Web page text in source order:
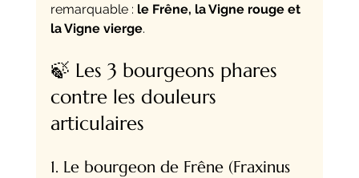
remarquable : le Frêne, la Vigne rouge et
la Vigne vierge.
🍃 Les 3 bourgeons phares
contre les douleurs
articulaires
1. Le bourgeon de Frêne (Fraxinus